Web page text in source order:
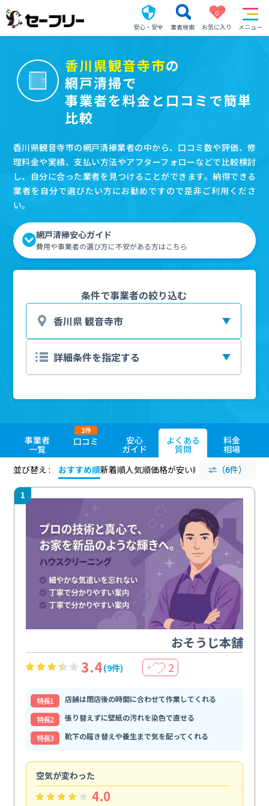
安心・安全 業者検索
0
お気に入り
メニュー
香川県観音寺市の
網戸清掃で
事業者を料金と口コミで簡単
比較
香川県観音寺市の網戸清掃業者の中から、口コミ数や評価、修
理料金や実績、支払い方法やアフターフォローなどで比較検討
し、自分に合った業者を見つけることができます。納得できる
業者を自分で選びたい方にお勧めですので是非ご利用くださ
い。
網戸清掃安心ガイド
費用や事業者の選び方に不安がある方はこちら
条件で事業者の絞り込む
事業者
一覧
口コミ
3件
安心
ガイド
よくある
質問
料金
相場
並び替え :
おすすめ順新着順人気順価格が安い順 評価が高い順
（6件）
1
おそうじ本舗
3.4(9件) ＋ 2
特⻑1
店舗は閉店後の時間に合わせて作業してくれる
特⻑2
張り替えずに壁紙の汚れを染色で直せる
特⻑3
靴下の履き替えや養生まで気を配ってくれる
空気が変わった
4.0